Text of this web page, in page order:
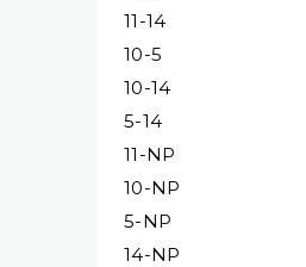
11-14
10-5
10-14
5-14
11-NP
10-NP
5-NP
14-NP